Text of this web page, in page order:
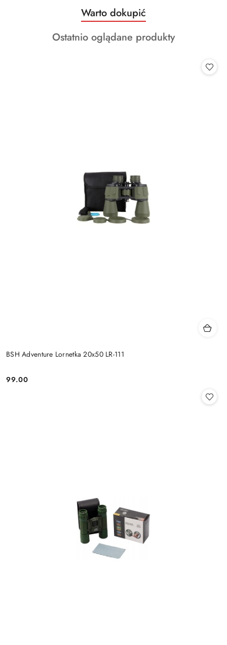
Pomiń karuzelę produktów
Produkty
o
statusie:
Warto dokupić
Produkty
Ostatnio oglądane produkty
BSH Adventure Lornetka 20x50 LR-111
Cena:
99.00